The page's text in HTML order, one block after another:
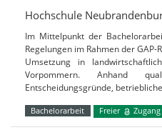
Hochschule
Im Mittelpunkt der
Regelungen im Rahmen der
Umsetzung in
Vorpommern. Anhand
Entscheidungsgründe,
Bachelorarbeit Freier Zugang